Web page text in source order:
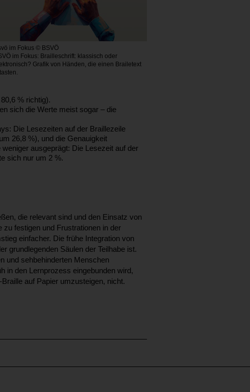
im Fokus © BSVÖ
im Fokus: Brailleschrift: klassisch oder
Grafik von Händen, die einen Brailetext
% richtig).
sich die Werte meist sogar – die
Die Lesezeiten auf der Braillezeile
26,8 %), und die Genauigkeit
ausgeprägt: Die Lesezeit auf der
sich nur um 2 %.
die relevant sind und den Einsatz von
festigen und Frustrationen in der
einfacher. Die frühe Integration von
grundlegenden Säulen der Teilhabe ist.
und sehbehinderten Menschen
in den Lernprozess eingebunden wird,
auf Papier umzusteigen, nicht.